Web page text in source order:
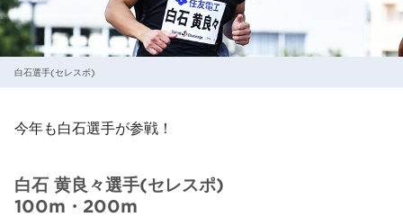
白石選手(セレスポ)
今年も白石選手が参戦！
白石 黄良々選手(セレスポ)
100m・200m